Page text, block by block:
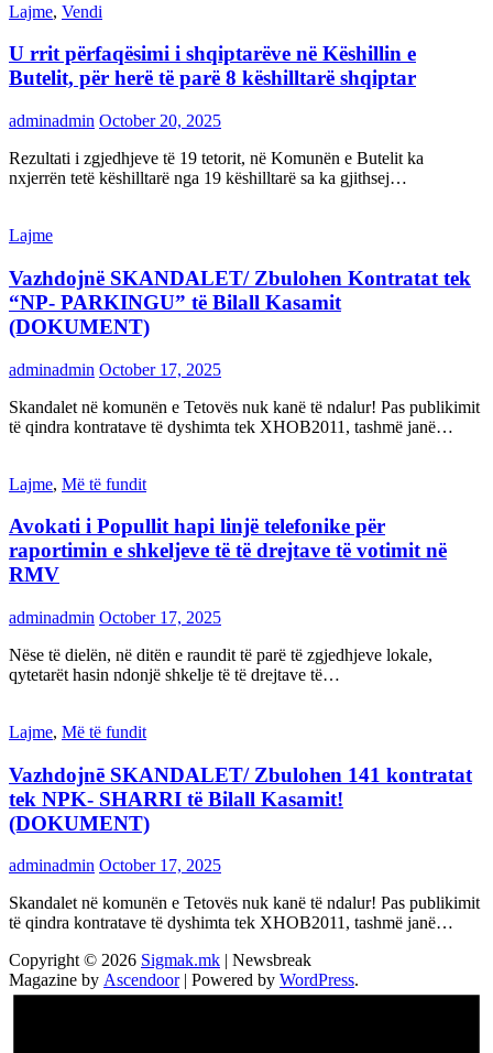
Lajme, Vendi
U rrit përfaqësimi i shqiptarëve në Këshillin e
Butelit, për herë të parë 8 këshilltarë shqiptar
adminadmin October 20, 2025
Rezultati i zgjedhjeve të 19 tetorit, në Komunën e Butelit ka
nxjerrën tetë këshilltarë nga 19 këshilltarë sa ka gjithsej…
Lajme
Vazhdojnë SKANDALET/ Zbulohen Kontratat tek
“NP- PARKINGU” të Bilall Kasamit
(DOKUMENT)
adminadmin October 17, 2025
Skandalet në komunën e Tetovës nuk kanë të ndalur! Pas publikimit
të qindra kontratave të dyshimta tek XHOB2011, tashmë janë…
Lajme, Më të fundit
Avokati i Popullit hapi linjë telefonike për
raportimin e shkeljeve të të drejtave të votimit në
RMV
adminadmin October 17, 2025
Nëse të dielën, në ditën e raundit të parë të zgjedhjeve lokale,
qytetarët hasin ndonjë shkelje të të drejtave të…
Lajme, Më të fundit
Vazhdojnē SKANDALET/ Zbulohen 141 kontratat
tek NPK- SHARRI të Bilall Kasamit!
(DOKUMENT)
adminadmin October 17, 2025
Skandalet në komunën e Tetovës nuk kanë të ndalur! Pas publikimit
të qindra kontratave të dyshimta tek XHOB2011, tashmë janë…
Copyright © 2026 Sigmak.mk | Newsbreak
Magazine by Ascendoor| Powered by WordPress.